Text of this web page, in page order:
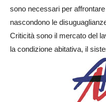
sono necessari per
nascondono le
Criticità sono il mercato del
la condizione abitativa, il